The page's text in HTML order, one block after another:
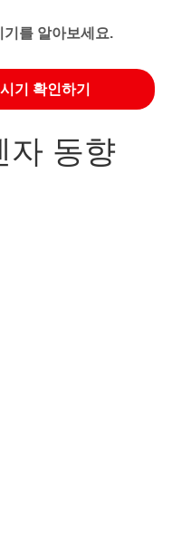
를 알아보세요.
기 확인하기
자 동향